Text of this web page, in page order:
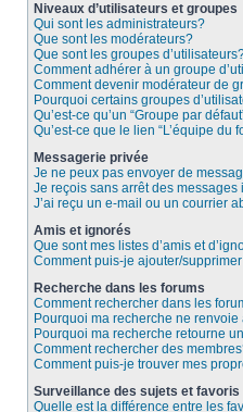
Niveaux d’utilisateurs et groupes
Qui sont les administrateurs?
Que sont les modérateurs?
Que sont les groupes
Comment adhérer à un groupe
Comment devenir modérateur de
Pourquoi certains groupes
Qu’est-ce qu’un “Groupe par
Qu’est-ce que le lien “L’équipe du
Messagerie privée
Je ne peux pas envoyer de
Je reçois sans arrêt des messages
J’ai reçu un e-mail ou un courrier
Amis et ignorés
Que sont mes listes d’amis et
Comment puis-je ajouter/
Recherche dans les forums
Comment rechercher dans les
Pourquoi ma recherche ne
Pourquoi ma recherche retourne
Comment rechercher des
Comment puis-je trouver mes
Surveillance des sujets et favoris
Quelle est la différence entre les